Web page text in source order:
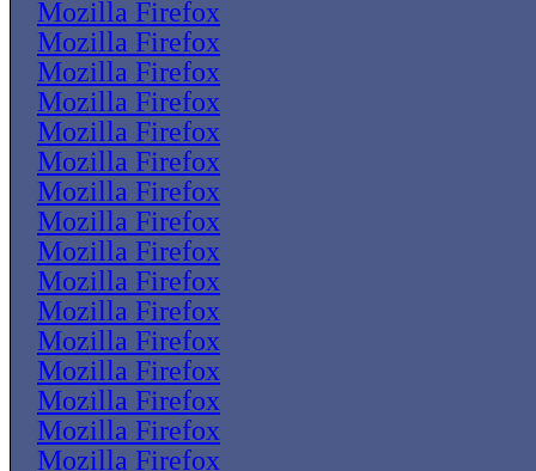
Mozilla Firefox
Mozilla Firefox
Mozilla Firefox
Mozilla Firefox
Mozilla Firefox
Mozilla Firefox
Mozilla Firefox
Mozilla Firefox
Mozilla Firefox
Mozilla Firefox
Mozilla Firefox
Mozilla Firefox
Mozilla Firefox
Mozilla Firefox
Mozilla Firefox
Mozilla Firefox